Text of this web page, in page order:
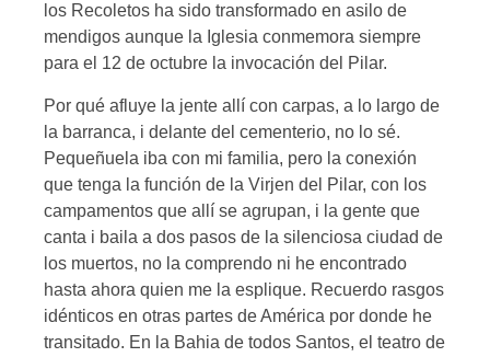
los Recoletos ha sido transformado en asilo de
mendigos aunque la Iglesia conmemora siempre
para el 12 de octubre la invocación del Pilar.
Por qué afluye la jente allí con carpas, a lo largo de
la barranca, i delante del cementerio, no lo sé.
Pequeñuela iba con mi familia, pero la conexión
que tenga la función de la Virjen del Pilar, con los
campamentos que allí se agrupan, i la gente que
canta i baila a dos pasos de la silenciosa ciudad de
los muertos, no la comprendo ni he encontrado
hasta ahora quien me la esplique. Recuerdo rasgos
idénticos en otras partes de América por donde he
transitado. En la Bahia de todos Santos, el teatro de